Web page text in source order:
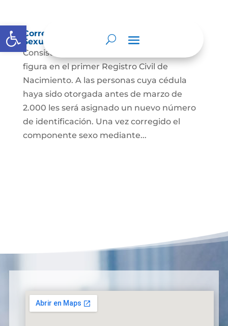
Abrir barra de herramientas
Corrección Componente de Identidad
Sexual en el Registro Civil de Nacimiento
Consiste en el cambio legal del sexo que
figura en el primer Registro Civil de
Nacimiento. A las personas cuya cédula
haya sido otorgada antes de marzo de
2.000 les será asignado un nuevo número
de identificación. Una vez corregido el
componente sexo mediante...